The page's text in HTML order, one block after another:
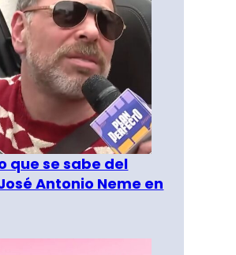
que se sabe del
Antonio Neme en